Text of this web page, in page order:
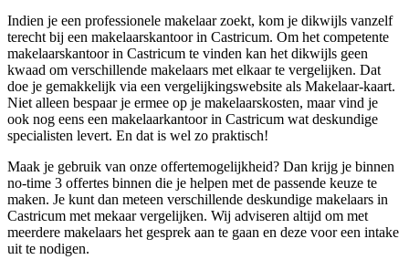
Indien je een professionele makelaar zoekt, kom je dikwijls vanzelf
terecht bij een makelaarskantoor in Castricum. Om het competente
makelaarskantoor in Castricum te vinden kan het dikwijls geen
kwaad om verschillende makelaars met elkaar te vergelijken. Dat
doe je gemakkelijk via een vergelijkingswebsite als Makelaar-kaart.
Niet alleen bespaar je ermee op je makelaarskosten, maar vind je
ook nog eens een makelaarkantoor in Castricum wat deskundige
specialisten levert. En dat is wel zo praktisch!
Maak je gebruik van onze offertemogelijkheid? Dan krijg je binnen
no-time 3 offertes binnen die je helpen met de passende keuze te
maken. Je kunt dan meteen verschillende deskundige makelaars in
Castricum met mekaar vergelijken. Wij adviseren altijd om met
meerdere makelaars het gesprek aan te gaan en deze voor een intake
uit te nodigen.